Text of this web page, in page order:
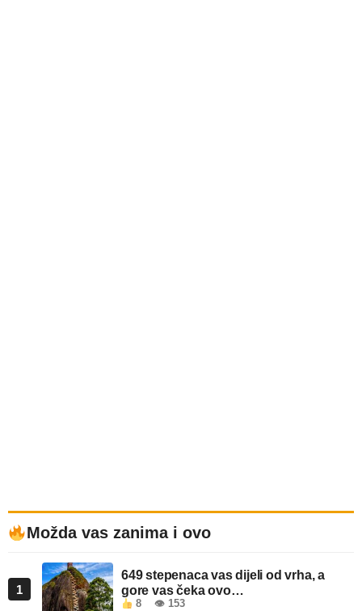
Možda vas zanima i ovo
1
649 stepenaca vas dijeli od vrha, a
gore vas čeka ovo…
8 👁 153